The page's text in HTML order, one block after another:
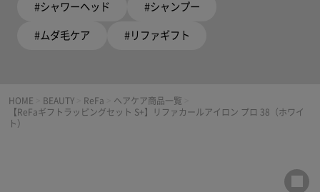
#シャワーヘッド #シャンプー
#ムダ毛ケア #リファギフト
HOME BEAUTY ReFa ヘアケア商品一覧
【ReFaギフトラッピングセット S+】リファカールアイロン プロ 38（ホワイ
ト）